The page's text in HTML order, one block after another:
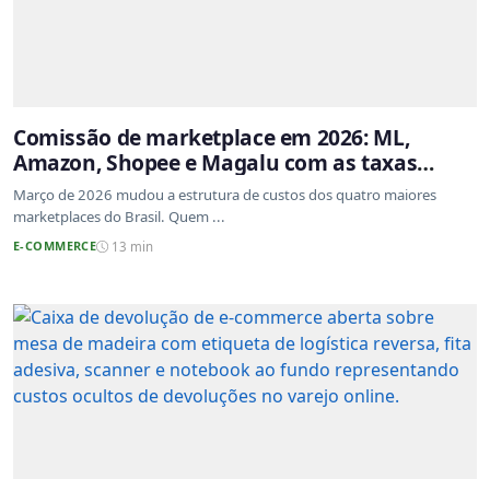
Comissão de marketplace em 2026: ML,
Amazon, Shopee e Magalu com as taxas
atualizadas
Março de 2026 mudou a estrutura de custos dos quatro maiores
marketplaces do Brasil. Quem ...
E-COMMERCE 13 min